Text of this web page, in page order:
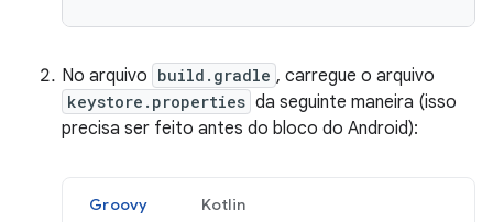
No arquivo build.gradle , carregue o arquivo
keystore.properties da seguinte maneira (isso
precisa ser feito antes do bloco do Android):
Groovy Kotlin